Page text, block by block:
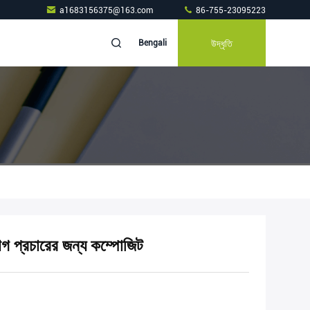
a1683156375@163.com 86-755-23095223
Bengali উদ্ধৃতি
প্রচারের জন্য কম্পোজিট